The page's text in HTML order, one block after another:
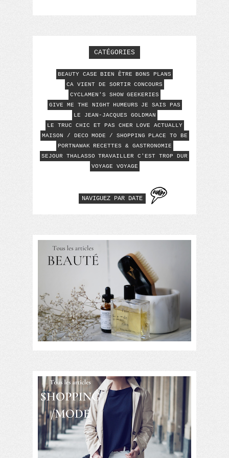
CATÉGORIES
BEAUTY CASE BIEN ÊTRE BONS PLANS
CA VIENT DE SORTIR CONCOURS
CYCLAMEN'S SHOW GEEKERIES
GIVE ME THE NIGHT HUMEURS
JE SAIS PAS
LE JEAN-JACQUES GOLDMAN
LE TRUC CHIC ET PAS CHER
LOVE ACTUALLY
MAISON / DECO MODE / SHOPPING PLACE TO BE
PORTNAWAK RECETTES & GASTRONOMIE
SEJOUR THALASSO TRAVAILLER C'EST TROP DUR
VOYAGE VOYAGE
NAVIGUEZ PAR DATE